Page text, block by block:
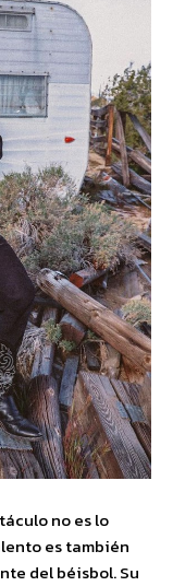
no es lo
es también
del béisbol. Su